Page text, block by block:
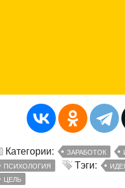
Категории: ЗАРАБОТОК
ПСИХОЛОГИЯ
Тэги:
ЦЕЛЬ